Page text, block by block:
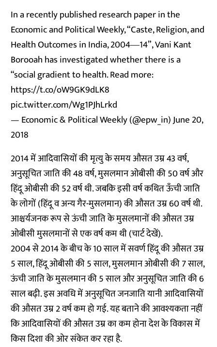
In a recently published research paper in the
Economic and Political Weekly, “Caste, Religion, and
Health Outcomes in India, 2004―14”, Vani Kant
Borooah has investigated whether there is a
“social gradient to health. Read more:
https://t.co/oW9GK9dLK8
pic.twitter.com/Wg1PJhLrkd
— Economic & Political Weekly (@epw_in)June 20,
2018
2014 में आदिवासियों की मृत्यु के समय औसत उम्र 43 वर्ष,
अनुसूचित जाति की 48 वर्ष, मुसलमान ओबीसी की 50 वर्ष और
हिंदू ओबीसी की 52 वर्ष थी. जबकि इसी वर्ष कथित ऊँची जाति
के लोगों (हिंदू व अन्य गैर-मुसलमान) की औसत उम्र 60 वर्ष थी.
आश्चर्यजनक रूप से ऊंची जाति के मुसलमानों की औसत उम्र
ओबीसी मुसलमानों से एक वर्ष कम थी (चार्ट देखें).
2004 से 2014 के बीच के 10 साल में सवर्ण हिंदू की औसत उम्र
5 साल, हिंदू ओबीसी की 5 साल, मुसलमान ओबीसी की 7 साल,
ऊंची जाति के मुसलमान की 5 साल और अनुसूचित जाति की 6
साल बढ़ी. इस अवधि में अनुसूचित जनजाति यानी आदिवासियों
की औसत उम्र 2 वर्ष कम हो गई. यह बताने की आवश्यकता नहीं
कि आदिवासियों की औसत उम्र का कम होना देश के विकास में
किस दिशा की ओर संकेत कर रहा है.